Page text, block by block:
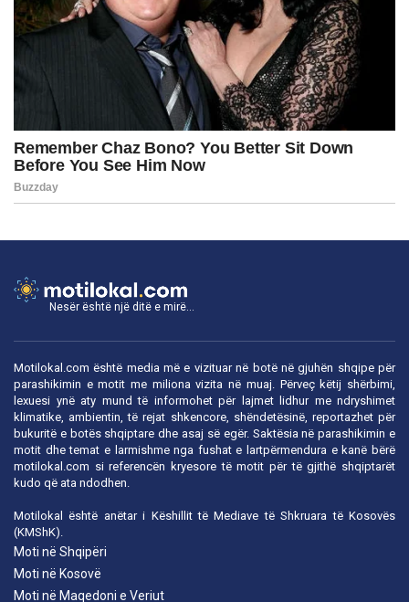
Nesër është një ditë e mirë...
Motilokal.com është media më e vizituar në botë në gjuhën shqipe për
parashikimin e motit me miliona vizita në muaj. Përveç këtij shërbimi,
lexuesi ynë aty mund të informohet për lajmet lidhur me ndryshimet
klimatike, ambientin, të rejat shkencore, shëndetësinë, reportazhet për
bukuritë e botës shqiptare dhe asaj së egër. Saktësia në parashikimin e
motit dhe temat e larmishme nga fushat e lartpërmendura e kanë bërë
motilokal.com si referencën kryesore të motit për të gjithë shqiptarët
kudo që ata ndodhen.
Motilokal është anëtar i Këshillit të Mediave të Shkruara të Kosovës
(KMShK).
Moti në Shqipëri
Moti në Kosovë
Moti në Maqedoni e Veriut